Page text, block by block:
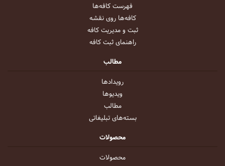
فهرست کافه‌ها
کافه‌ها روی نقشه
ثبت و مدیریت کافه
راهنمای ثبت کافه
مطالب
رویداد‌ها
ویدیو‌ها
مطالب
بسته‌های تبلیغاتی
محصولات
محصولات